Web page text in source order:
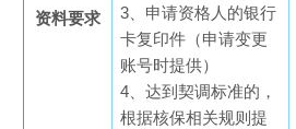
资料要求
3、申请资格人的银行
卡复印件（申请变更
账号时提供）
4、达到契调标准的，
根据核保相关规则提